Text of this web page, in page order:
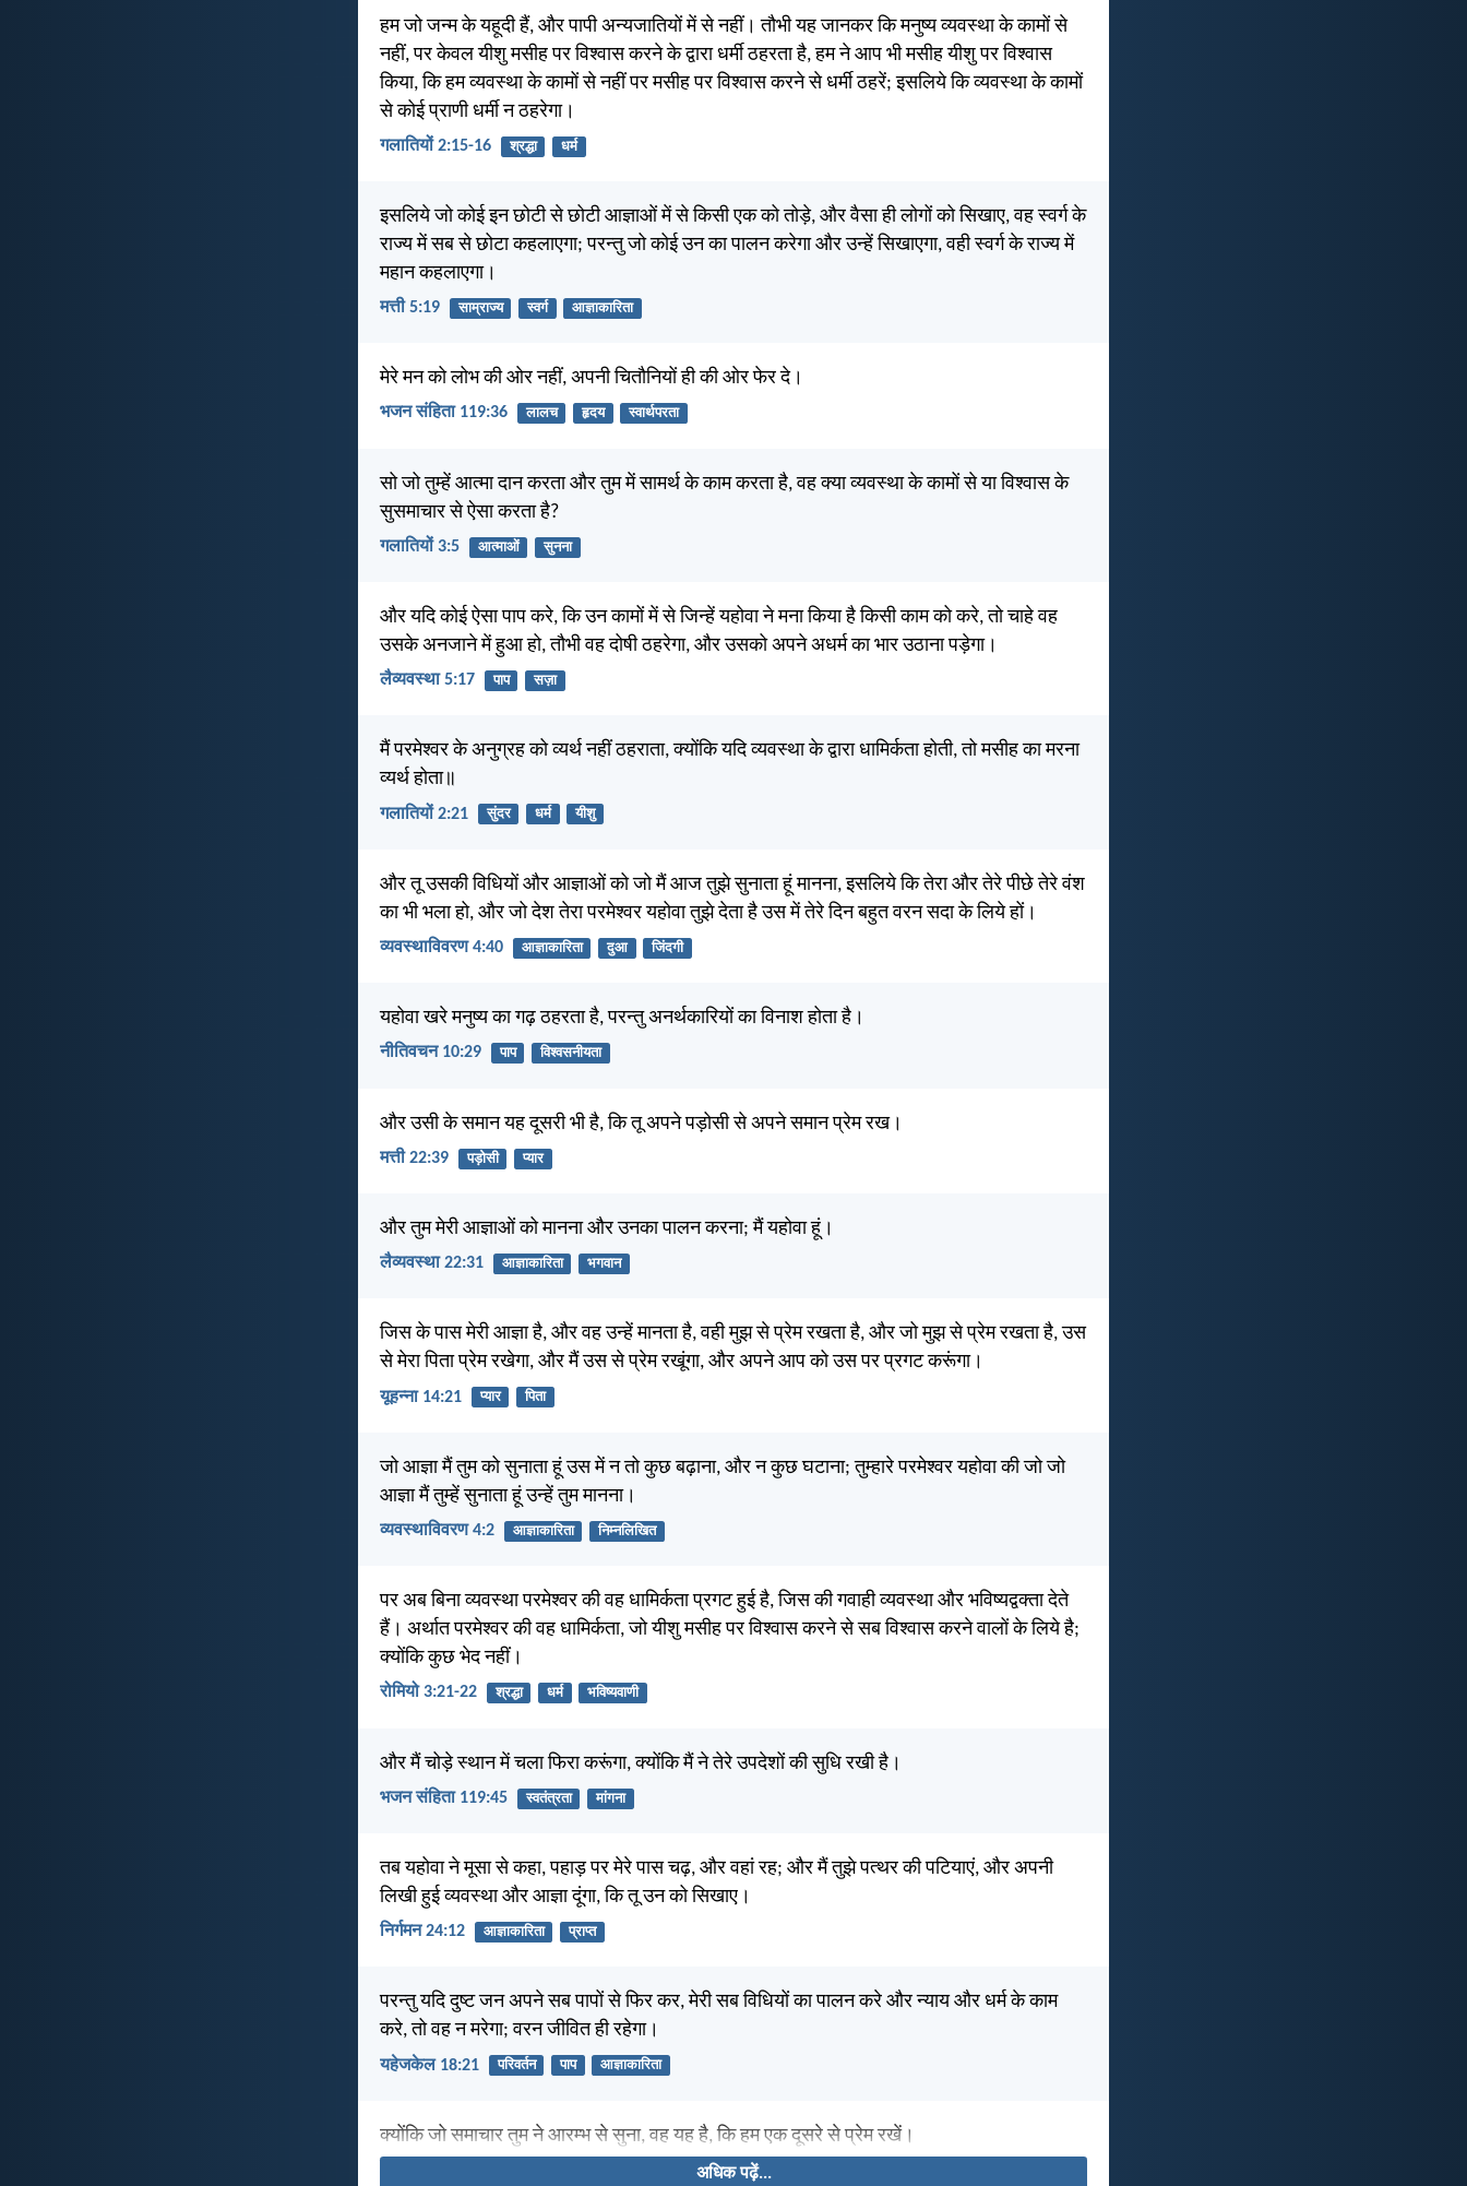
हम जो जन्म के यहूदी हैं, और पापी अन्यजातियों में से नहीं। तौभी यह जानकर कि मनुष्य व्यवस्था के कामों से
नहीं, पर केवल यीशु मसीह पर विश्वास करने के द्वारा धर्मी ठहरता है, हम ने आप भी मसीह यीशु पर विश्वास
किया, कि हम व्यवस्था के कामों से नहीं पर मसीह पर विश्वास करने से धर्मी ठहरें; इसलिये कि व्यवस्था के कामों
से कोई प्राणी धर्मी न ठहरेगा।
गलातियों 2:15-16 श्रद्धा धर्म
इसलिये जो कोई इन छोटी से छोटी आज्ञाओं में से किसी एक को तोड़े, और वैसा ही लोगों को सिखाए, वह स्वर्ग के
राज्य में सब से छोटा कहलाएगा; परन्तु जो कोई उन का पालन करेगा और उन्हें सिखाएगा, वही स्वर्ग के राज्य में
महान कहलाएगा।
मत्ती 5:19 साम्राज्य स्वर्ग आज्ञाकारिता
मेरे मन को लोभ की ओर नहीं, अपनी चितौनियों ही की ओर फेर दे।
भजन संहिता 119:36 लालच हृदय स्वार्थपरता
सो जो तुम्हें आत्मा दान करता और तुम में सामर्थ के काम करता है, वह क्या व्यवस्था के कामों से या विश्वास के
सुसमाचार से ऐसा करता है?
गलातियों 3:5 आत्माओं सुनना
और यदि कोई ऐसा पाप करे, कि उन कामों में से जिन्हें यहोवा ने मना किया है किसी काम को करे, तो चाहे वह
उसके अनजाने में हुआ हो, तौभी वह दोषी ठहरेगा, और उसको अपने अधर्म का भार उठाना पड़ेगा।
लैव्यवस्था 5:17 पाप सज़ा
मैं परमेश्वर के अनुग्रह को व्यर्थ नहीं ठहराता, क्योंकि यदि व्यवस्था के द्वारा धामिर्कता होती, तो मसीह का मरना
व्यर्थ होता॥
गलातियों 2:21 सुंदर धर्म यीशु
और तू उसकी विधियों और आज्ञाओं को जो मैं आज तुझे सुनाता हूं मानना, इसलिये कि तेरा और तेरे पीछे तेरे वंश
का भी भला हो, और जो देश तेरा परमेश्वर यहोवा तुझे देता है उस में तेरे दिन बहुत वरन सदा के लिये हों।
व्यवस्थाविवरण 4:40 आज्ञाकारिता दुआ जिंदगी
यहोवा खरे मनुष्य का गढ़ ठहरता है, परन्तु अनर्थकारियों का विनाश होता है।
नीतिवचन 10:29 पाप विश्वसनीयता
और उसी के समान यह दूसरी भी है, कि तू अपने पड़ोसी से अपने समान प्रेम रख।
मत्ती 22:39 पड़ोसी प्यार
और तुम मेरी आज्ञाओं को मानना और उनका पालन करना; मैं यहोवा हूं।
लैव्यवस्था 22:31 आज्ञाकारिता भगवान
जिस के पास मेरी आज्ञा है, और वह उन्हें मानता है, वही मुझ से प्रेम रखता है, और जो मुझ से प्रेम रखता है, उस
से मेरा पिता प्रेम रखेगा, और मैं उस से प्रेम रखूंगा, और अपने आप को उस पर प्रगट करूंगा।
यूहन्ना 14:21 प्यार पिता
जो आज्ञा मैं तुम को सुनाता हूं उस में न तो कुछ बढ़ाना, और न कुछ घटाना; तुम्हारे परमेश्वर यहोवा की जो जो
आज्ञा मैं तुम्हें सुनाता हूं उन्हें तुम मानना।
व्यवस्थाविवरण 4:2 आज्ञाकारिता निम्नलिखित
पर अब बिना व्यवस्था परमेश्वर की वह धामिर्कता प्रगट हुई है, जिस की गवाही व्यवस्था और भविष्यद्वक्ता देते
हैं। अर्थात परमेश्वर की वह धामिर्कता, जो यीशु मसीह पर विश्वास करने से सब विश्वास करने वालों के लिये है;
क्योंकि कुछ भेद नहीं।
रोमियो 3:21-22 श्रद्धा धर्म भविष्यवाणी
और मैं चोड़े स्थान में चला फिरा करूंगा, क्योंकि मैं ने तेरे उपदेशों की सुधि रखी है।
भजन संहिता 119:45 स्वतंत्रता मांगना
तब यहोवा ने मूसा से कहा, पहाड़ पर मेरे पास चढ़, और वहां रह; और मैं तुझे पत्थर की पटियाएं, और अपनी
लिखी हुई व्यवस्था और आज्ञा दूंगा, कि तू उन को सिखाए।
निर्गमन 24:12 आज्ञाकारिता प्राप्त
परन्तु यदि दुष्ट जन अपने सब पापों से फिर कर, मेरी सब विधियों का पालन करे और न्याय और धर्म के काम
करे, तो वह न मरेगा; वरन जीवित ही रहेगा।
यहेजकेल 18:21 परिवर्तन पाप आज्ञाकारिता
क्योंकि जो समाचार तुम ने आरम्भ से सुना, वह यह है, कि हम एक दूसरे से प्रेम रखें।
अधिक पढ़ें...